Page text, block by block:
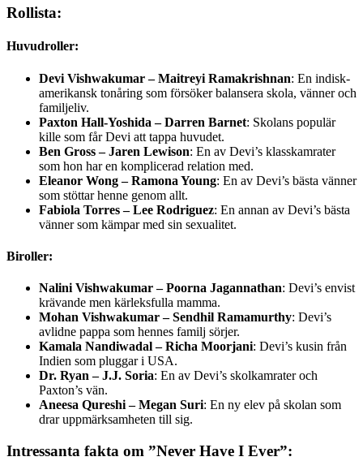
Rollista:
Huvudroller:
Devi Vishwakumar – Maitreyi Ramakrishnan: En indisk-
amerikansk tonåring som försöker balansera skola, vänner och
familjeliv.
Paxton Hall-Yoshida – Darren Barnet: Skolans populär
kille som får Devi att tappa huvudet.
Ben Gross – Jaren Lewison: En av Devi’s klasskamrater
som hon har en komplicerad relation med.
Eleanor Wong – Ramona Young: En av Devi’s bästa vänner
som stöttar henne genom allt.
Fabiola Torres – Lee Rodriguez: En annan av Devi’s bästa
vänner som kämpar med sin sexualitet.
Biroller:
Nalini Vishwakumar – Poorna Jagannathan: Devi’s envist
krävande men kärleksfulla mamma.
Mohan Vishwakumar – Sendhil Ramamurthy: Devi’s
avlidne pappa som hennes familj sörjer.
Kamala Nandiwadal – Richa Moorjani: Devi’s kusin från
Indien som pluggar i USA.
Dr. Ryan – J.J. Soria: En av Devi’s skolkamrater och
Paxton’s vän.
Aneesa Qureshi – Megan Suri: En ny elev på skolan som
drar uppmärksamheten till sig.
Intressanta fakta om ”Never Have I Ever”: